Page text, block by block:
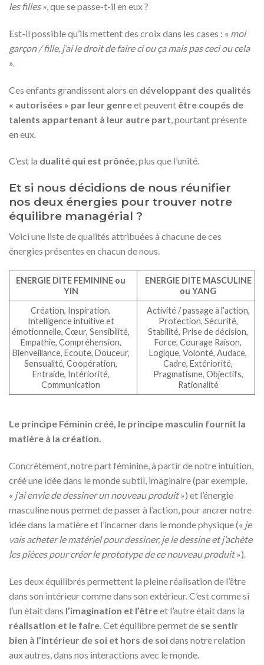
les filles», que se passe-t-il en eux ?
Est-il possible qu’ils mettent des croix dans les cases : « moi
garçon / fille, j’ai le droit de faire ci ou ça mais pas ceci ou cela
».
Ces enfants grandissent alors en développant des qualités
« autorisées » par leur genreet peuvent être coupés de
talents appartenant à leur autre part , pourtant présente
en eux.
C’est la dualité qui est prônée, plus que l’unité.
Et si nous décidions de nous réunifier
nos deux énergies pour trouver notre
équilibre managérial ?
Voici une liste de qualités attribuées à chacune de ces
énergies présentes en chacun de nous.
ENERGIE DITE FEMININE ou
YIN
ENERGIE DITE MASCULINE
ou YANG
Création, Inspiration,
Intelligence intuitive et
émotionnelle, Cœur, Sensibilité,
Empathie, Compréhension,
Bienveillance, Ecoute, Douceur,
Sensualité, Coopération,
Entraide, Intériorité,
Communication
Activité / passage à l’action,
Protection, Sécurité,
Stabilité, Prise de décision,
Force, Courage Raison,
Logique, Volonté, Audace,
Cadre, Extériorité,
Pragmatisme, Objectifs,
Rationalité
Le principe Féminin créé, le principe masculin fournit la
matière à la création.
Concrètement, notre part féminine, à partir de notre intuition,
créé une idée dans le monde subtil, imaginaire (par exemple,
« j’ai envie de dessiner un nouveau produit») et l’énergie
masculine nous permet de passer à l’action, pour ancrer notre
idée dans la matière et l’incarner dans le monde physique (« je
vais acheter le matériel pour dessiner, je le dessine et j’achète
les pièces pour créer le prototype de ce nouveau produit»).
Les deux équilibrés permettent la pleine réalisation de l’être
dans son intérieur comme dans son extérieur. C’est comme si
l’un était dans l’imagination et l’êtreet l’autre était dans la
réalisation et le faire. Cet équilibre permet de se sentir
bien à l’intérieur de soi et hors de soidans notre relation
aux autres, dans nos interactions avec le monde.